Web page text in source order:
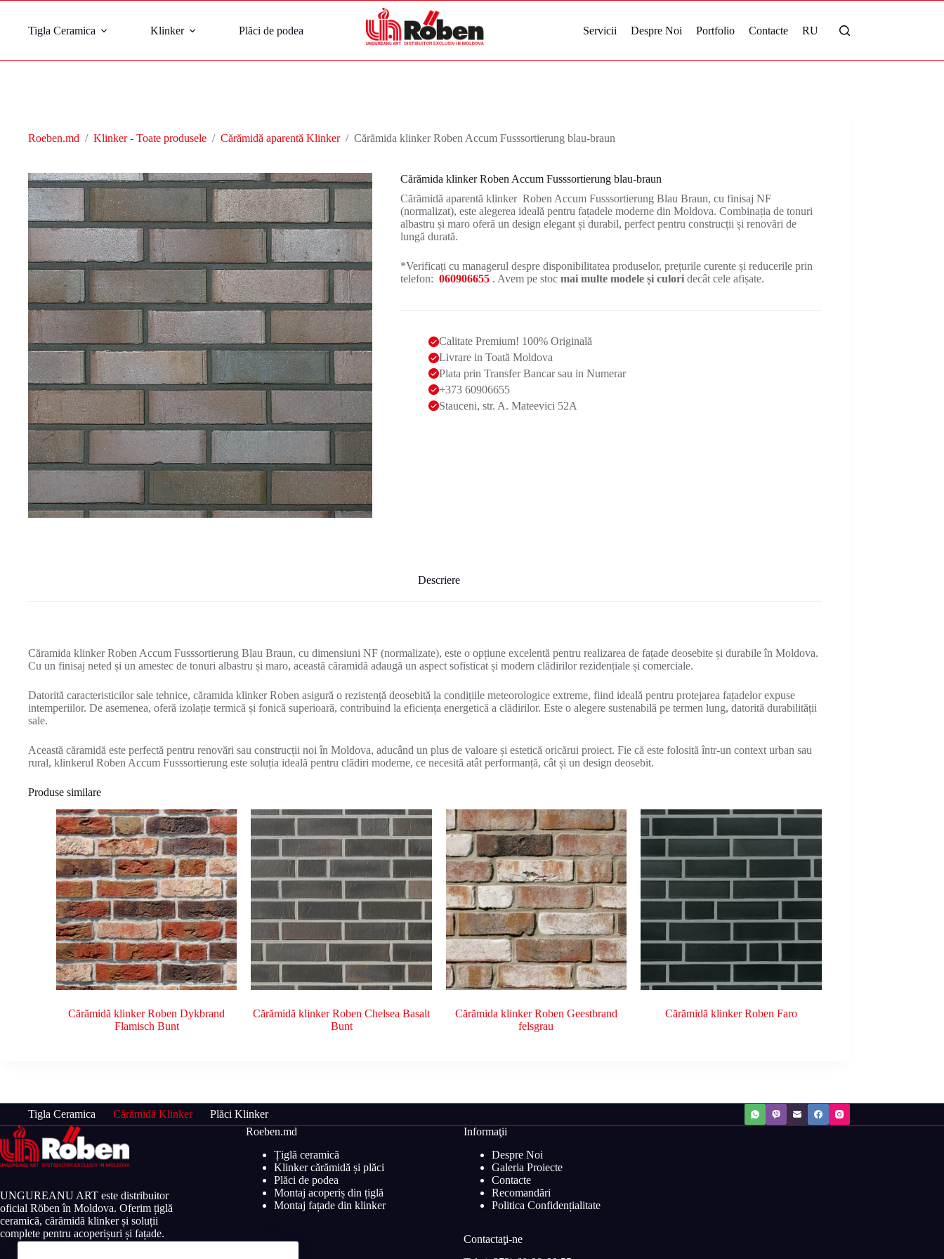
Tigla Ceramica Klinker Plăci de podea Servicii Despre Noi Portfolio Contacte RU
Roeben.md / Klinker - Toate produsele / Cărămidă aparentă Klinker / Cărămida klinker Roben Accum Fusssortierung blau-braun
Cărămida klinker Roben Accum Fusssortierung blau-braun
Cărămidă aparentă klinker Roben Accum Fusssortierung Blau Braun, cu finisaj NF
(normalizat), este alegerea ideală pentru fațadele moderne din Moldova. Combinația de tonuri
albastru și maro oferă un design elegant și durabil, perfect pentru construcții și renovări de
lungă durată.
*Verificați cu managerul despre disponibilitatea produselor, prețurile curente și reducerile prin
telefon:060906655 . Avem pe stocmai multe modele și culoridecât cele afișate.
Calitate Premium! 100% Originală
Livrare in Toată Moldova
Plata prin Transfer Bancar sau in Numerar
+373 60906655
Stauceni, str. A. Mateevici 52A
Descriere
Căramida klinker Roben Accum Fusssortierung Blau Braun, cu dimensiuni NF (normalizate), este o opțiune excelentă pentru realizarea de fațade deosebite și durabile în Moldova.
Cu un finisaj neted și un amestec de tonuri albastru și maro, această căramidă adaugă un aspect sofisticat și modern clădirilor rezidențiale și comerciale.
Datorită caracteristicilor sale tehnice, căramida klinker Roben asigură o rezistență deosebită la condițiile meteorologice extreme, fiind ideală pentru protejarea fațadelor expuse
intemperiilor. De asemenea, oferă izolație termică și fonică superioară, contribuind la eficiența energetică a clădirilor. Este o alegere sustenabilă pe termen lung, datorită durabilității
sale.
Această căramidă este perfectă pentru renovări sau construcții noi în Moldova, aducând un plus de valoare și estetică oricărui proiect. Fie că este folosită într-un context urban sau
rural, klinkerul Roben Accum Fusssortierung este soluția ideală pentru clădiri moderne, ce necesită atât performanță, cât și un design deosebit.
Produse similare
Cărămidă klinker Roben Dykbrand
Flamisch Bunt
Cărămidă klinker Roben Chelsea Basalt
Bunt
Cărămida klinker Roben Geestbrand
felsgrau
Cărămidă klinker Roben Faro
Tigla Ceramica Cărămidă Klinker Plăci Klinker
UNGUREANU ART este distribuitor
oficial Röben în Moldova. Oferim țiglă
ceramică, cărămidă klinker și soluții
complete pentru acoperișuri și fațade.
Roeben.md
Țiglă ceramică
Klinker cărămidă și plăci
Plăci de podea
Montaj acoperiș din țiglă
Montaj fațade din klinker
Informaţii
Despre Noi
Galeria Proiecte
Contacte
Recomandări
Politica Confidențialitate
Contactaţi-ne